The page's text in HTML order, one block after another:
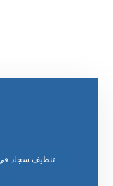
تنظيف سجاد